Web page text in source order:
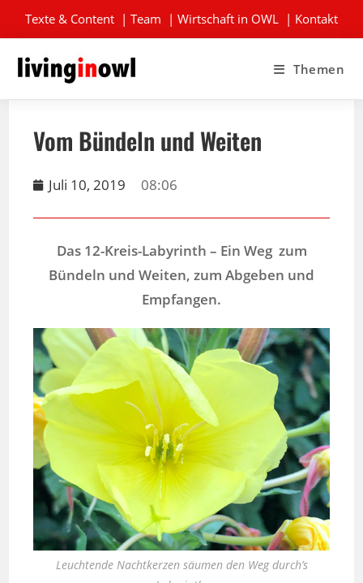
Texte & Content | Team | Wirtschaft in OWL | Kontakt
Themen
Vom Bündeln und Weiten
Juli 10, 2019 08:06
Das 12-Kreis-Labyrinth – Ein Weg zum
Bündeln und Weiten, zum Abgeben und
Empfangen.
Leuchtende Nachtkerzen säumen den Weg durch’s